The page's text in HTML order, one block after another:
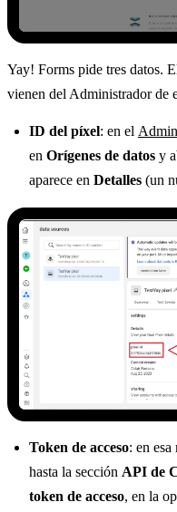
Yay! Forms pide tres datos.
vienen del Administrador de
ID del píxel: en el
en Orígenes de datos y
aparece en Detalles (un
Token de acceso: en
hasta la sección API de
token de acceso, en la